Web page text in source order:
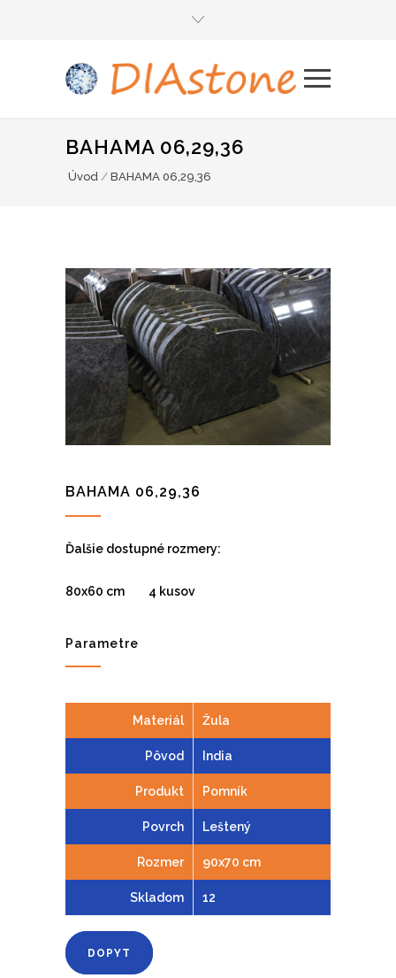
BAHAMA 06,29,36
Úvod / BAHAMA 06,29,36
BAHAMA 06,29,36
Ďalšie dostupné rozmery:
80x60 cm 4 kusov
Parametre
Materiál Žula
Pôvod India
Produkt Pomník
Povrch Leštený
Rozmer 90x70 cm
Skladom 12
DOPYT